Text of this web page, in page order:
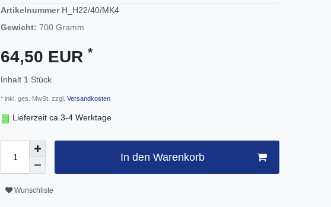
Artikelnummer H_H22/40/MK4
Gewicht: 700 Gramm
64,50 EUR *
Inhalt 1 Stück
* inkl. ges. MwSt. zzgl. Versandkosten
Lieferzeit ca.3-4 Werktage
In den Warenkorb
Wunschliste